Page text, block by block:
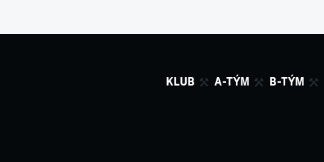
KLUB A-TÝM B-TÝM